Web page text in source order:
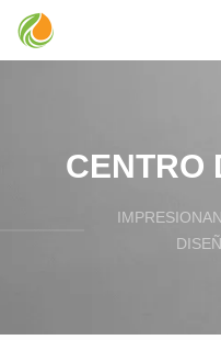
CENTRO